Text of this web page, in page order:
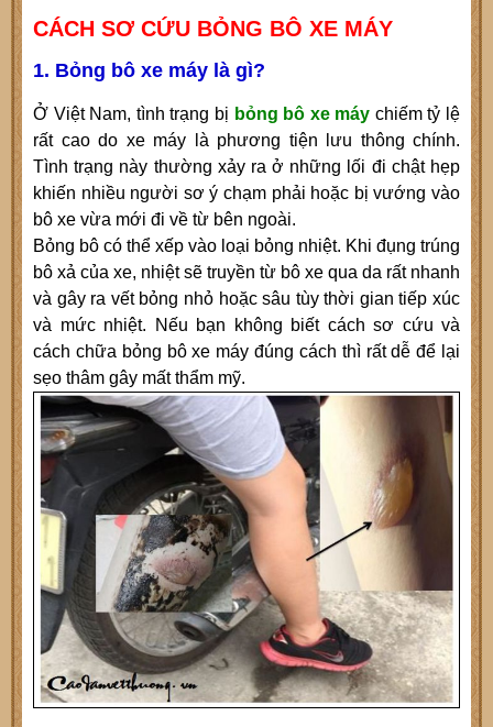
CÁCH SƠ CỨU BỎNG BÔ XE MÁY
1. Bỏng bô xe máy là gì?
Ở Việt Nam, tình trạng bị bỏng bô xe máy chiếm tỷ lệ
rất cao do xe máy là phương tiện lưu thông chính.
Tình trạng này thường xảy ra ở những lối đi chật hẹp
khiến nhiều người sơ ý chạm phải hoặc bị vướng vào
bô xe vừa mới đi về từ bên ngoài.
Bỏng bô có thể xếp vào loại bỏng nhiệt. Khi đụng trúng
bô xả của xe, nhiệt sẽ truyền từ bô xe qua da rất nhanh
và gây ra vết bỏng nhỏ hoặc sâu tùy thời gian tiếp xúc
và mức nhiệt. Nếu bạn không biết cách sơ cứu và
cách chữa bỏng bô xe máy đúng cách thì rất dễ để lại
sẹo thâm gây mất thẩm mỹ.